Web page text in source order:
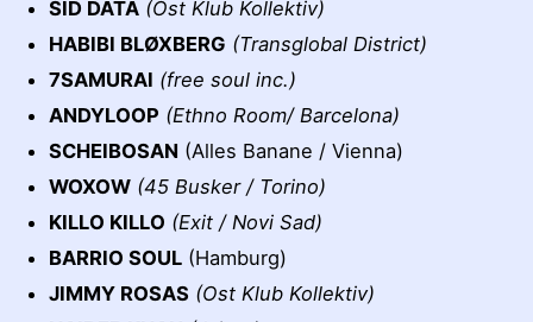
SID DATA (Ost Klub Kollektiv)
HABIBI BLØXBERG (Transglobal District)
7SAMURAI (free soul inc.)
ANDYLOOP (Ethno Room/ Barcelona)
SCHEIBOSAN (Alles Banane / Vienna)
WOXOW (45 Busker / Torino)
KILLO KILLO (Exit / Novi Sad)
BARRIO SOUL (Hamburg)
JIMMY ROSAS (Ost Klub Kollektiv)